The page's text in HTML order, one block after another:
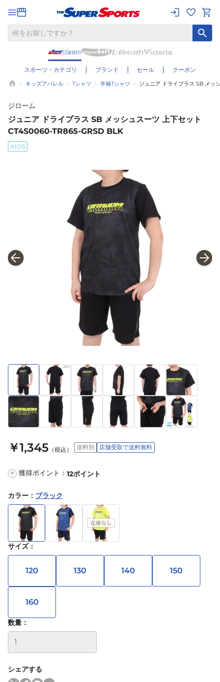
スポーツ・カテゴリ ブランド セール クーポン
キッズアパレル Tシャツ 半袖Tシャツ ジュニア ドライプラス SB メッ
ジローム
ジュニア ドライプラス SB メッシュスーツ 上下セット
CT4S0060-TR865-GRSD BLK
KIDS
￥1,345 （税込） 送料別 店舗受取で送料無料
P 獲得ポイント： 12ポイント
カラー ： ブラック
サイズ：
120 130 140 150
160
数量：
シェアする